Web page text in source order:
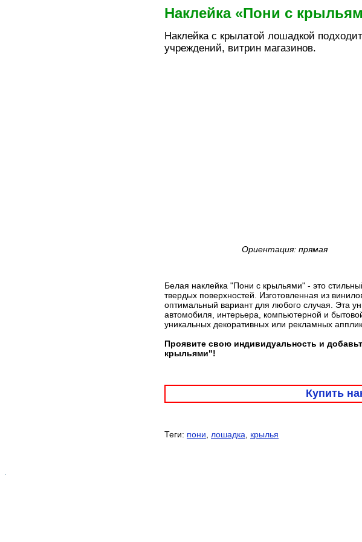
Наклейка «Пони с
Наклейка с крылатой лошадкой
учреждений, витрин магазинов.
Ориентация: прямая
Белая наклейка "Пони с крыльями" - это
твердых поверхностей. Изготовленная из
оптимальный вариант для любого случая. Эта
автомобиля, интерьера, компьютерной и
уникальных декоративных или рекламных
Проявите свою индивидуальность и
крыльями"!
Купить
Теги: пони лошадка крылья